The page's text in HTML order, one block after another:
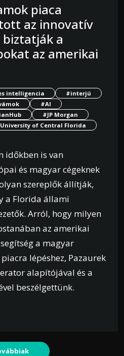
piaca
az innovatív
biztatják a
az amerikai
intelligencia
#interjú
#AI
#JP Morgan
of Central Florida
időkben is van
és magyar cégeknek
szereplők állítják,
a Florida állami
Arról, hogy milyen
az amerikai
a magyar
lépéshez, Pazaurek
alapítójával és a
beszélgettünk.